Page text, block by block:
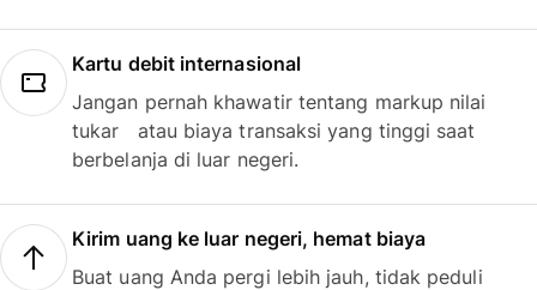
Kartu debit internasional
Jangan pernah khawatir tentang markup nilai
tukar atau biaya transaksi yang tinggi saat
berbelanja di luar negeri.
Kirim uang ke luar negeri, hemat biaya
Buat uang Anda pergi lebih jauh, tidak peduli